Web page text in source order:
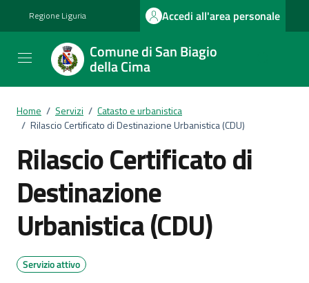
Regione Liguria Accedi all'area personale
Comune di San Biagio
della Cima
Home / Servizi / Catasto e urbanistica
/ Rilascio Certificato di Destinazione Urbanistica (CDU)
Rilascio Certificato di
Destinazione
Urbanistica (CDU)
Servizio attivo